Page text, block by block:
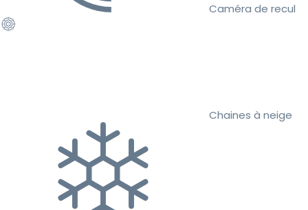
Caméra de recul
Chaines à neige